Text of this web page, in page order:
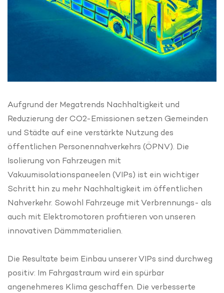
Aufgrund der Megatrends Nachhaltigkeit und
Reduzierung der CO2-Emissionen setzen Gemeinden
und Städte auf eine verstärkte Nutzung des
öffentlichen Personennahverkehrs (ÖPNV). Die
Isolierung von Fahrzeugen mit
Vakuumisolationspaneelen (VIPs) ist ein wichtiger
Schritt hin zu mehr Nachhaltigkeit im öffentlichen
Nahverkehr. Sowohl Fahrzeuge mit Verbrennungs- als
auch mit Elektromotoren profitieren von unseren
innovativen Dämmmaterialien.
Die Resultate beim Einbau unserer VIPs sind durchweg
positiv: Im Fahrgastraum wird ein spürbar
angenehmeres Klima geschaffen. Die verbesserte